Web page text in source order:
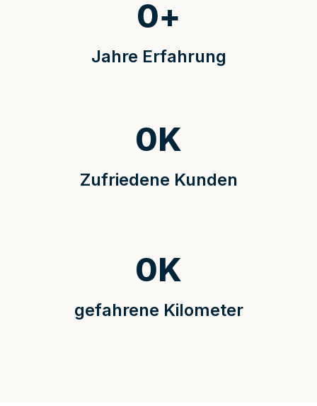
Jahre Erfahrung
0+
Zufriedene Kunden
0K
gefahrene Kilometer
0K